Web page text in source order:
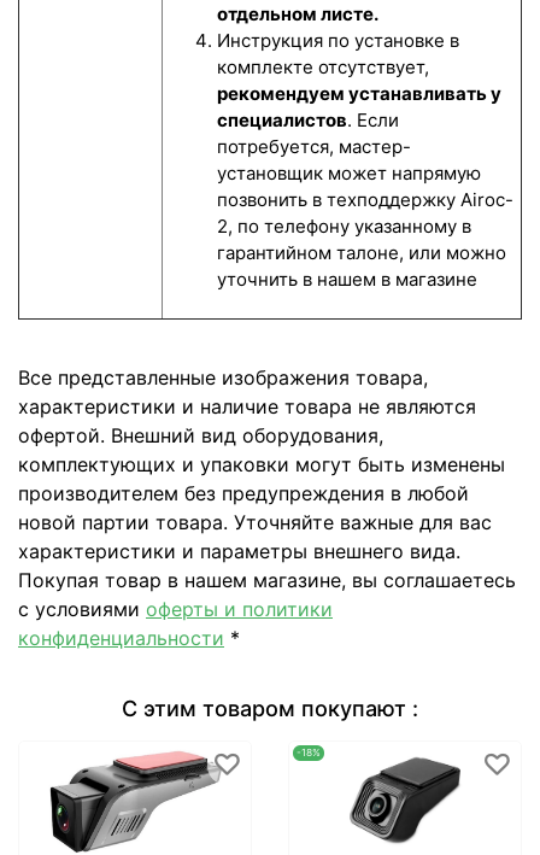
отдельном листе.
Инструкция по установке в
комплекте отсутствует,
рекомендуем устанавливать у
специалистов. Если
потребуется, мастер-
установщик может напрямую
позвонить в техподдержку Airoc-
2, по телефону указанному в
гарантийном талоне, или можно
уточнить в нашем в магазине
Все представленные изображения товара,
характеристики и наличие товара не являются
офертой. Внешний вид оборудования,
комплектующих и упаковки могут быть изменены
производителем без предупреждения в любой
новой партии товара. Уточняйте важные для вас
характеристики и параметры внешнего вида.
Покупая товар в нашем магазине, вы соглашаетесь
с условиями оферты и политики
конфиденциальности *
С этим товаром покупают :
-18%